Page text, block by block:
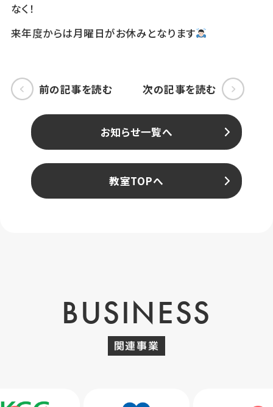
なく！
来年度からは月曜日がお休みとなります
前の記事を読む 次の記事を読む
お知らせ一覧へ
教室TOPへ
BUSINESS
関連事業